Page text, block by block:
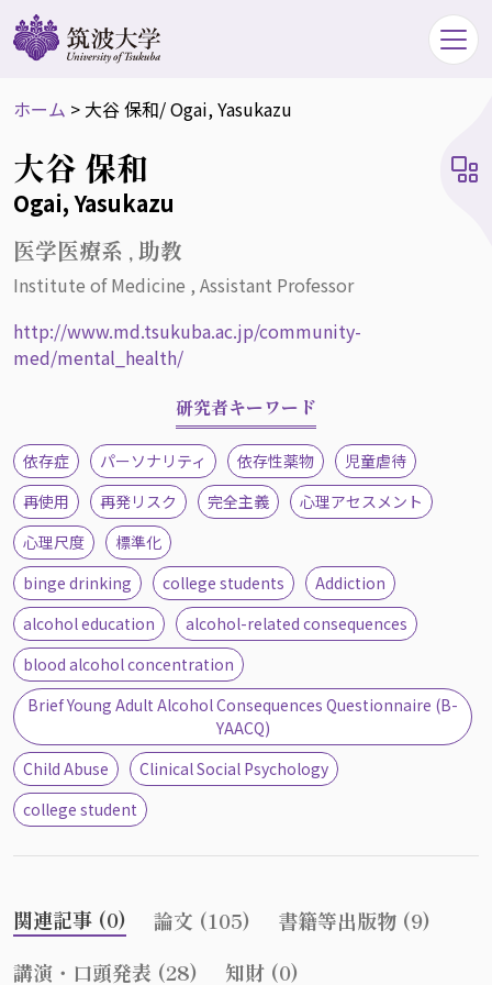
ホーム > 大谷 保和/ Ogai, Yasukazu
大谷 保和
Ogai, Yasukazu
医学医療系 , 助教
Institute of Medicine , Assistant Professor
http://www.md.tsukuba.ac.jp/community-
med/mental_health/
研究者キーワード
依存症 パーソナリティ 依存性薬物
児童虐待
再使用
再発リスク 完全主義
心理アセスメント
心理尺度
標準化
binge drinking
college students
Addiction
alcohol education
alcohol-related consequences
blood alcohol concentration
Brief Young Adult Alcohol Consequences Questionnaire (B-
YAACQ)
Child Abuse
Clinical Social Psychology
college student
関連記事 (0) 論文 (105)
書籍等出版物 (9)
講演・口頭発表 (28)
知財 (0)